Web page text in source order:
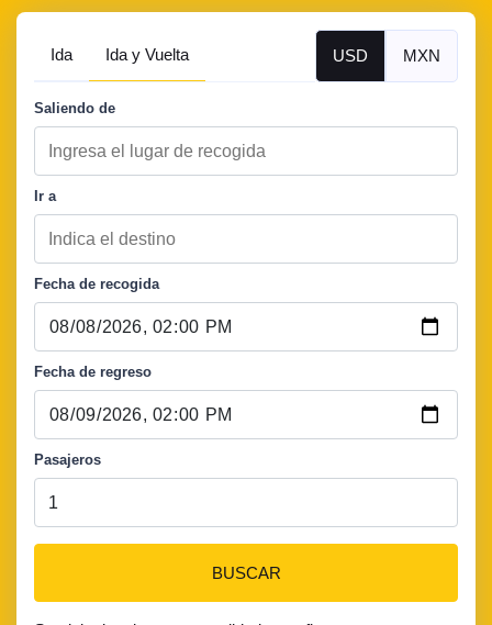
Ida Ida y Vuelta USD MXN
Saliendo de
Ir a
Fecha de recogida
Fecha de regreso
Pasajeros
BUSCAR